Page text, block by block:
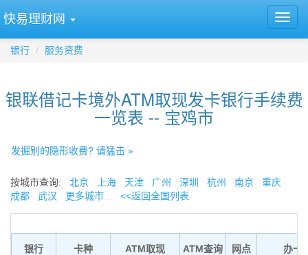
快易理财网
银行 服务资费
银联借记卡境外ATM取现发卡银行手续费
一览表 -- 宝鸡市
发掘别的隐形收费? 请猛击 »
按城市查询: 北京 上海 天津 广州 深圳 杭州 南京
重庆
成都
武汉 更多城市... <<返回全国列表
银行 卡种 ATM取现 ATM查询 网点 办卡